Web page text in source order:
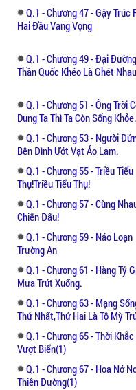
Q.1 - Chương 47 - Gậy Trúc
Hai Đầu Vang Vọng
Q.1 - Chương 49 - Đại
Thần Quốc Khéo Là Ghét
Q.1 - Chương 51 - Ông Trời
Dung Ta Thì Ta Còn Sống Khỏe.
Q.1 - Chương 53 - Người
Bên Đình Ướt Vạt Áo Lam.
Q.1 - Chương 55 - Triều Tiểu
Thụ!triều Tiểu Thụ!
Q.1 - Chương 57 - Cùng
Chiến Đấu!
Q.1 - Chương 59 - Náo Loạn
Trường An
Q.1 - Chương 61 - Hàng Tỷ
Mưa Trút Xuống.
Q.1 - Chương 63 - Mạng
Thứ Nhất,thứ Hai Là Tô Mỳ
Q.1 - Chương 65 - Thời Khắc
Vượt Biển(1)
Q.1 - Chương 67 - Hoa Nở
Thiên Đường(1)